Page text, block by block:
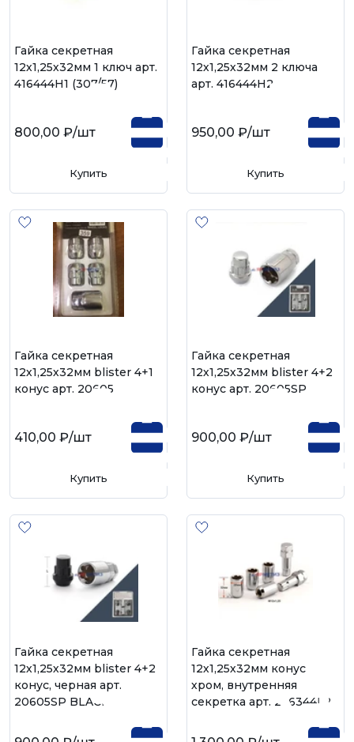
Гайка секретная
12х1,25х32мм 1 ключ арт.
416444H1 (307/57)
800,00 ₽/шт
Купить
Гайка секретная
12х1,25х32мм 2 ключа
арт. 416444H2
950,00 ₽/шт
Купить
Гайка секретная
12х1,25х32мм blister 4+1
конус арт. 20605
410,00 ₽/шт
Купить
Гайка секретная
12х1,25х32мм blister 4+2
конус арт. 20605SP
900,00 ₽/шт
Купить
Гайка секретная
12х1,25х32мм blister 4+2
конус, черная арт.
20605SP BLACK
Гайка секретная
12х1,25х32мм конус
хром, внутренняя
секретка арт. 236344F2